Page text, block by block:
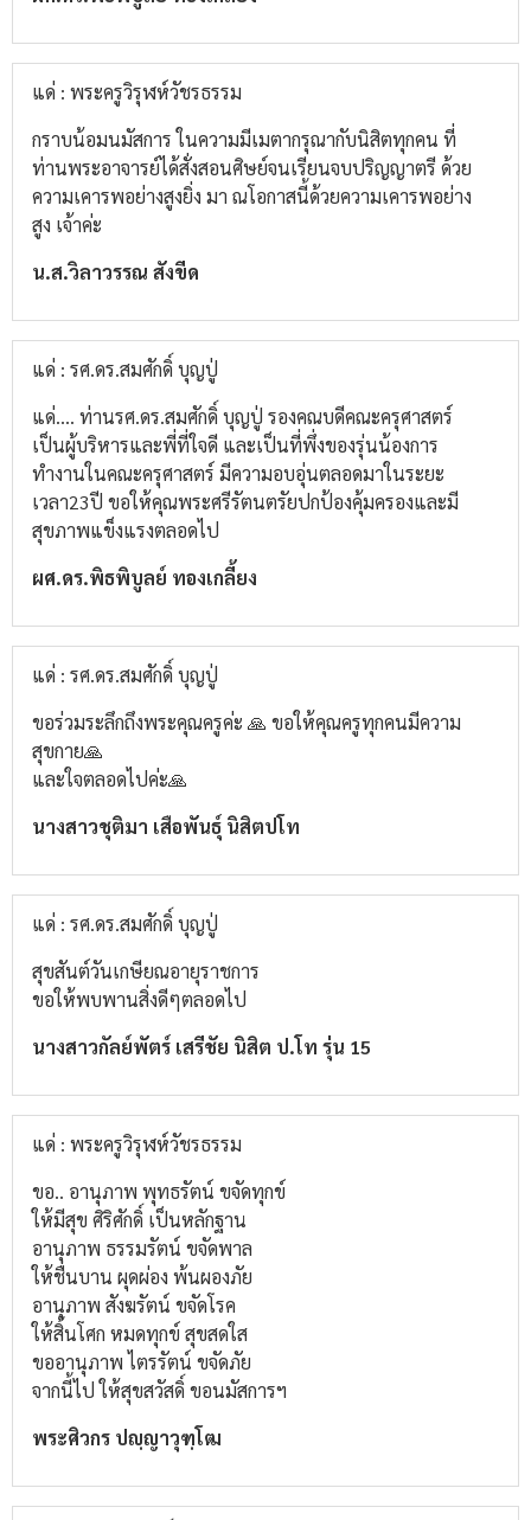
แด่ : พระครูวิรุฬห์วัชรธรรม
กราบน้อมนมัสการ​ ในความมีเมตากรุณากับนิสิต​ทุกคน​ ที่
ท่านพระอาจารย์​ได้สั่งสอนศิษย์​จนเรียนจบ​ปริญญาตรี​ ด้วย
ความเคารพ​อย่างสูง​ยิ่ง​ มา​ ณ​โอกาส​นี้ด้วยความเคารพ​อย่าง
สูง​ เจ้าค่ะ
น.ส.วิลา​วรรณ​ สังขีด
แด่ : รศ.ดร.สมศักดิ์ บุญปู่
แด่.... ท่านรศ.ดร.สมศักดิ์​ บุญปู่​ รองคณบดีคณะครุศาสตร์​
เป็นผู้บริหารและพี่ที่ใจดี​ และเป็นที่พึ่งของรุ่นน้อง​การ
ทำงานในคณะครุศาสตร์​ มีความอบอุ่นตลอดมาในระยะ
เวลา23ปี​ ขอให้คุณพระศรีรัตนตรัยปกป้องคุ้มครองและมี
สุขภาพแข็งแรงตลอดไป
ผศ.ดร.พิธพิบูลย์​ ทองเกลี้ยง
แด่ : รศ.ดร.สมศักดิ์ บุญปู่
ขอร่วมระลึกถึงพระคุณครูค่ะ 🙏 ขอให้คุณครูทุกคนมีความ
สุขกาย🙏
และใจตลอดไปค่ะ🙏
นางสาวชุติมา เสือพันธุ์ นิสิตปโท
แด่ : รศ.ดร.สมศักดิ์ บุญปู่
สุขสันต์วันเกษียณอายุราชการ
ขอให้พบพานสิ่งดีๆตลอดไป
นางสาวกัลย์พัตร์ เสรีชัย นิสิต ป.โท รุ่น 15
แด่ : พระครูวิรุฬห์วัชรธรรม
ขอ.. อานุภาพ พุทธรัตน์ ขจัดทุกข์
ให้มีสุข ศิริศักดิ์ เป็นหลักฐาน
อานุภาพ ธรรมรัตน์ ขจัดพาล
ให้ชื่นบาน ผุดผ่อง พ้นผองภัย
อานุภาพ สังฆรัตน์ ขจัดโรค
ให้สิ้นโศก หมดทุกข์ สุขสดใส
ขออานุภาพ ไตรรัตน์ ขจัดภัย
จากนี้ไป ให้สุขสวัสดิ์ ขอนมัสการฯ
พระศิวกร ปญฺญาวุฑฺโฒ